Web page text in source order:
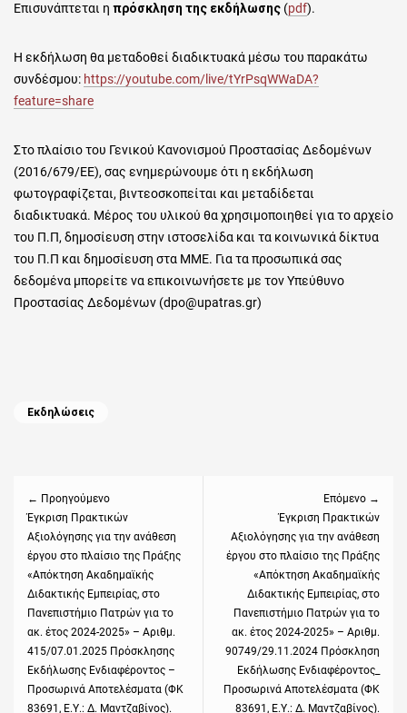
Επισυνάπτεται η πρόσκληση της εκδήλωσης (pdf).
H εκδήλωση θα μεταδοθεί διαδικτυακά μέσω του παρακάτω
συνδέσμου: https://youtube.com/live/tYrPsqWWaDA?
feature=share
Στο πλαίσιο του Γενικού Κανονισμού Προστασίας Δεδομένων
(2016/679/ΕΕ), σας ενημερώνουμε ότι η εκδήλωση
φωτογραφίζεται, βιντεοσκοπείται και μεταδίδεται
διαδικτυακά. Μέρος του υλικού θα χρησιμοποιηθεί για το αρχείο
του Π.Π, δημοσίευση στην ιστοσελίδα και τα κοινωνικά δίκτυα
του Π.Π και δημοσίευση στα ΜΜΕ. Για τα προσωπικά σας
δεδομένα μπορείτε να επικοινωνήσετε με τον Υπεύθυνο
Προστασίας Δεδομένων (dpo@upatras.gr)
Categories
Εκδηλώσεις
← Προηγούμενο
Previous
post:
Έγκριση Πρακτικών
Αξιολόγησης για την ανάθεση
έργου στο πλαίσιο της Πράξης
«Απόκτηση Ακαδημαϊκής
Διδακτικής Εμπειρίας, στο
Πανεπιστήμιο Πατρών για το
ακ. έτος 2024-2025» – Αριθμ.
415/07.01.2025 Πρόσκλησης
Εκδήλωσης Ενδιαφέροντος –
Προσωρινά Αποτελέσματα (ΦΚ
83691, Ε.Υ.: Δ. Μαντζαβίνος).
Επόμενο →
post:
Έγκριση Πρακτικών
Αξιολόγησης για την ανάθεση
έργου στο πλαίσιο της Πράξης
«Απόκτηση Ακαδημαϊκής
Διδακτικής Εμπειρίας, στο
Πανεπιστήμιο Πατρών για το
ακ. έτος 2024-2025» – Αριθμ.
90749/29.11.2024 Πρόσκληση
Εκδήλωσης Ενδιαφέροντος_
Προσωρινά Αποτελέσματα (ΦΚ
83691, Ε.Υ.: Δ. Μαντζαβίνος).